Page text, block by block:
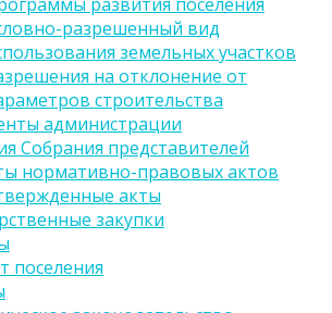
разрешенный вид
земельных участков
на отклонение от
строительства
администрации
Собрания представителей
нормативно-правовых актов
акты
закупки
поселения